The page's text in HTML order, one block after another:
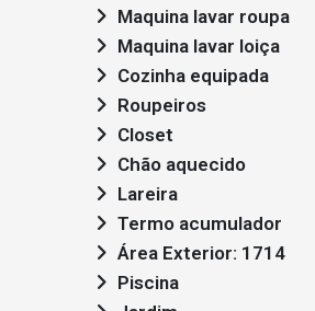
Maquina lavar roupa
Maquina lavar loiça
Cozinha equipada
Roupeiros
Closet
Chão aquecido
Lareira
Termo acumulador
Área Exterior: 1714
Piscina